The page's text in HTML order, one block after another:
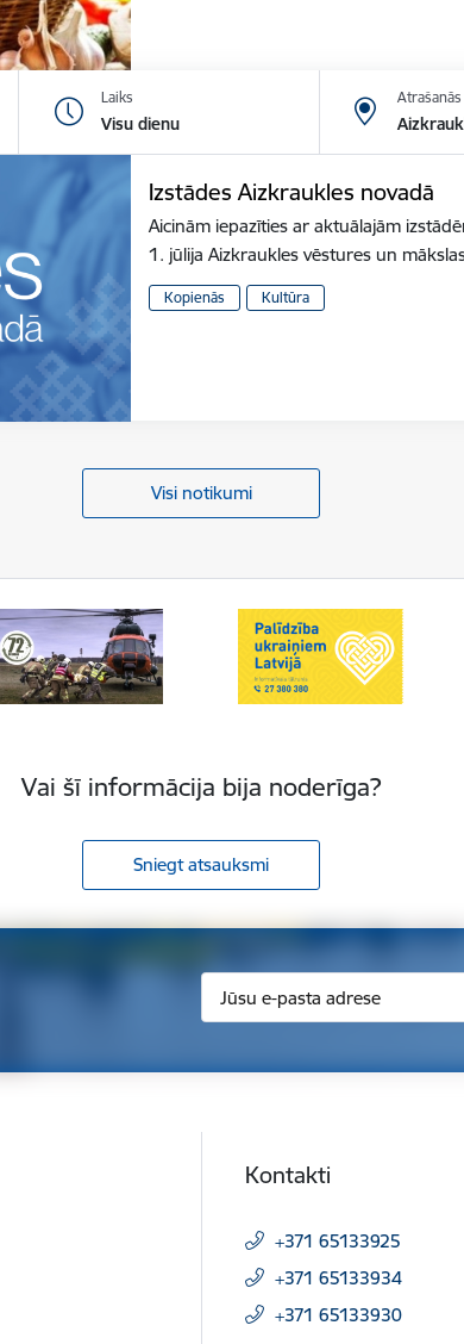
Laiks
Visu dienu
Izstādes Aizkraukles novadā
Aicinām iepazīties ar aktuālajām
1. jūlija Aizkraukles vēstures un
Kopienās Kultūra
Visi notikumi
Vai šī informācija bija noderīga?
Sniegt atsauksmi
Kontakti
+371 65133925
+371 65133934
+371 65133930